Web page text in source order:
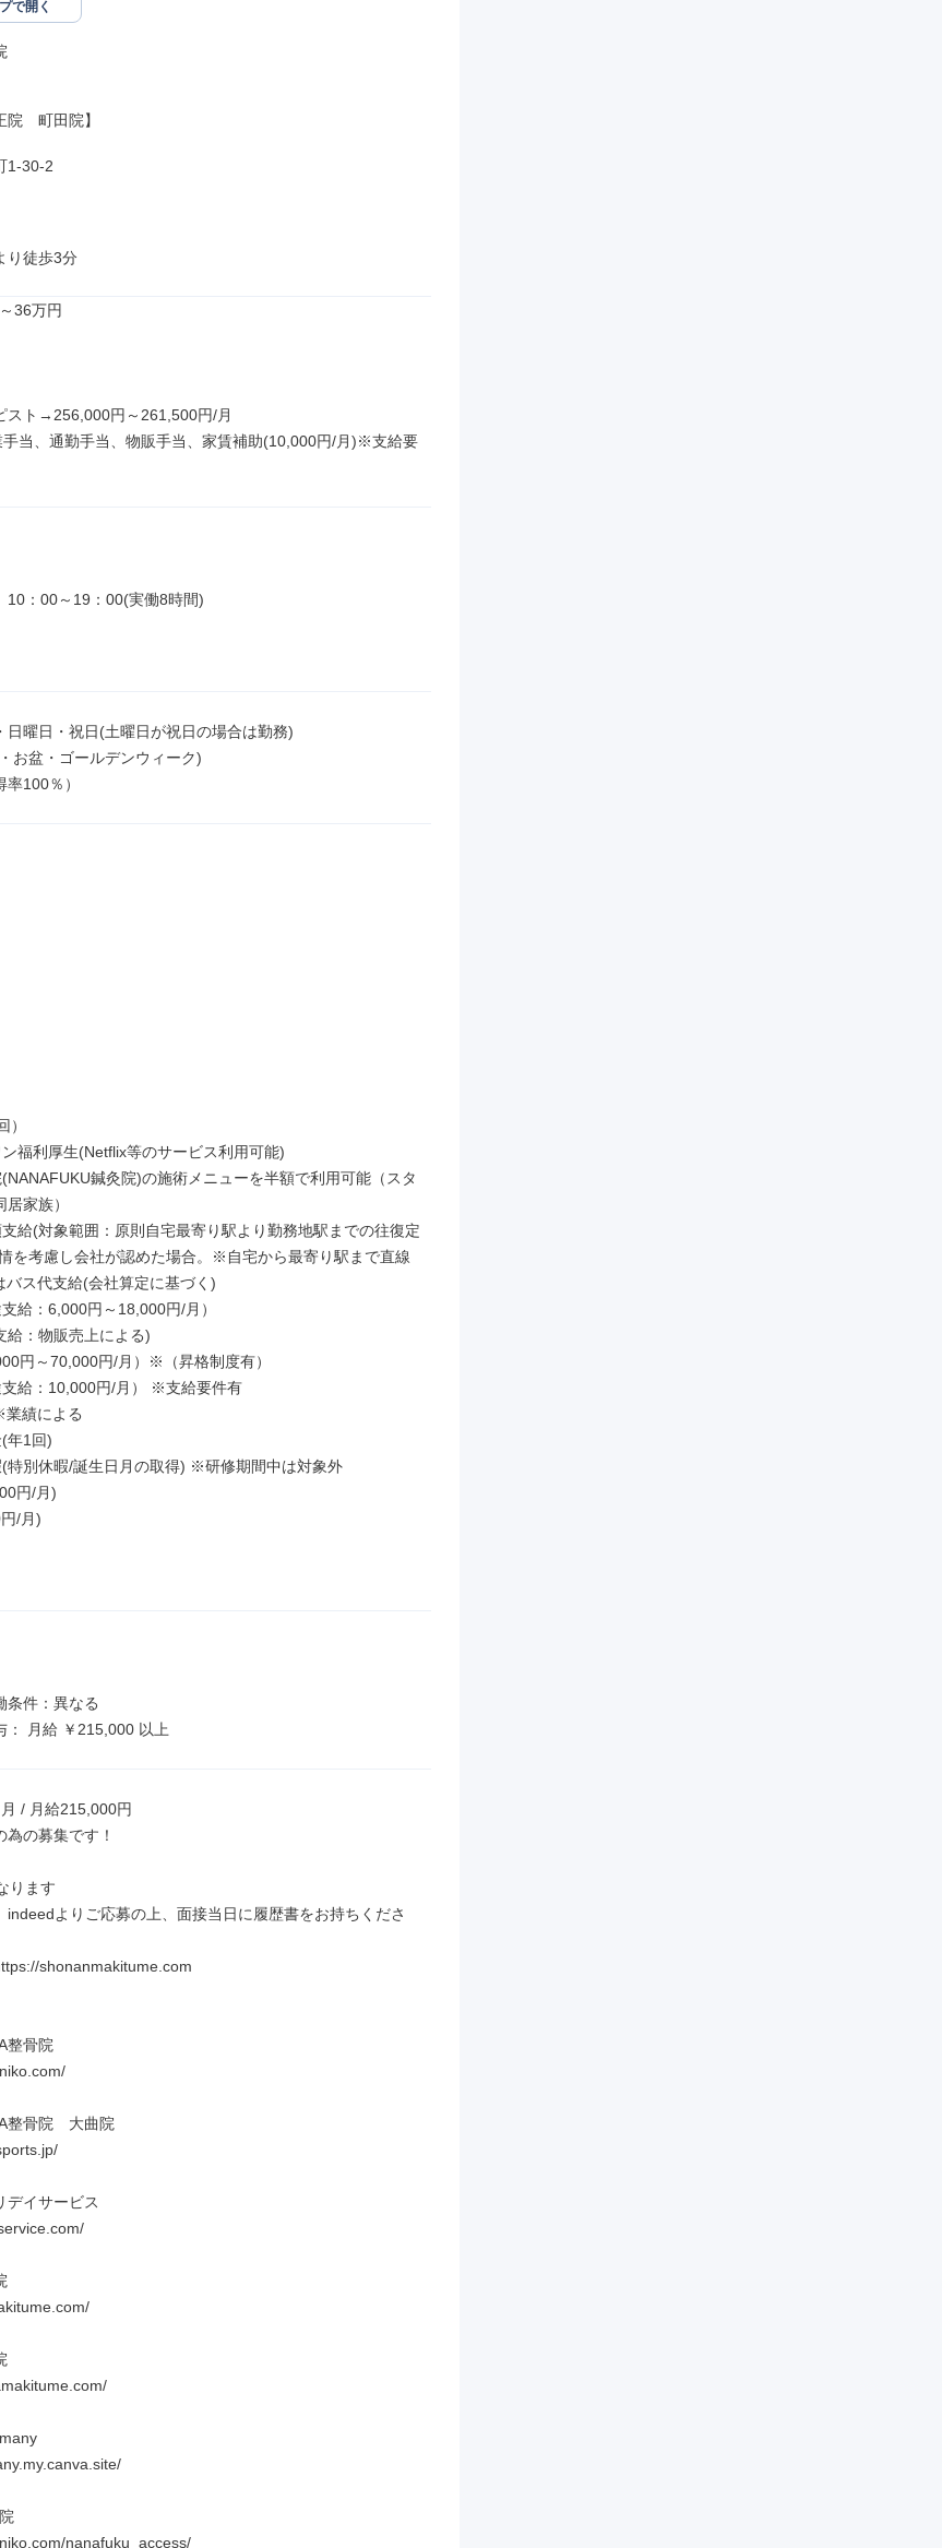
で開く
院　町田院】
1-30-2
り徒歩3分
36万円
スト→256,000円～261,500円/月
手当、通勤手当、物販手当、家賃補助(10,000円/月)※支給要
10：00～19：00(実働8時間)
日曜日・祝日(土曜日が祝日の場合は勤務)
お盆・ゴールデンウィーク)
率100％）
）
福利厚生(Netflix等のサービス利用可能)
鍼灸院)の施術メニューを半額で利用可能（スタ
家族）
給(対象範囲：原則自宅最寄り駅より勤務地駅までの往復定
を考慮し会社が認めた場合。※自宅から最寄り駅まで直線
バス代支給(会社算定に基づく)
給：6,000円～18,000円/月）
給：物販売上による)
円～70,000円/月）※（昇格制度有）
給：10,000円/月） ※支給要件有
績による
年1回)
特別休暇/誕生日月の取得) ※研修期間中は対象外
円/月)
/月)
条件：異なる
： 月給 ￥215,000 以上
/ 月給215,000円
の募集です！
ります
よりご応募の上、面接当日に履歴書をお持ちくださ
shonanmakitume.com
整骨院
整骨院　大曲院
デイサービス
nanafuku_access/